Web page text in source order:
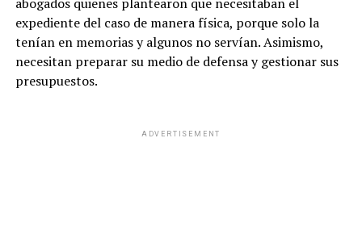
expediente del caso de manera física, porque solo la
tenían en memorias y algunos no servían. Asimismo,
necesitan preparar su medio de defensa y gestionar sus
presupuestos.
ADVERTISEMENT